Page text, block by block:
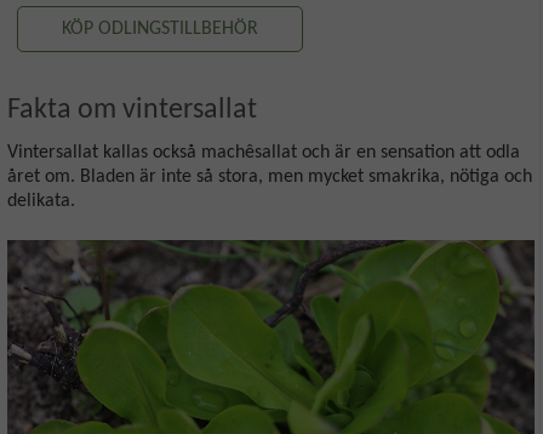
KÖP ODLINGSTILLBEHÖR
Fakta om vintersallat
Vintersallat kallas också machêsallat och är en sensation att odla
året om. Bladen är inte så stora, men mycket smakrika, nötiga och
delikata.